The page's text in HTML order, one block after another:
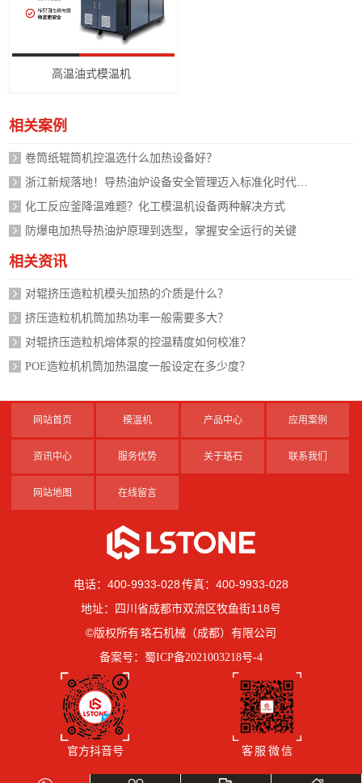
高温油式模温机
相关案例
卷筒纸辊筒机控温选什么加热设备好？
化工反应釜降温难题？化工模温机设备两种解决方式
防爆电加热导热油炉原理到选型，掌握安全运行的关键
相关资讯
对辊挤压造粒机模头加热的介质是什么？
挤压造粒机机筒加热功率一般需要多大？
对辊挤压造粒机熔体泵的控温精度如何校准？
POE造粒机机筒加热温度一般设定在多少度？
网站首页 模温机 产品中心 应用案例
资讯中心 服务优势 关于珞石 联系我们
网站地图 在线留言
电话：400-9933-028 传真：400-9933-028
地址：四川省成都市双流区牧鱼街118号
©版权所有 珞石机械（成都）有限公司
备案号： 蜀ICP备2021003218号-4
官方抖音号 客 服 微 信